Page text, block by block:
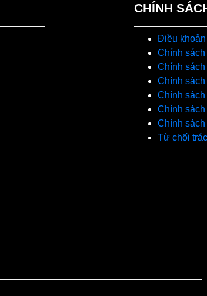
CHÍNH
Điều
Chính sách
Chính
Chính
Chính
Chính
Chính
Từ chối